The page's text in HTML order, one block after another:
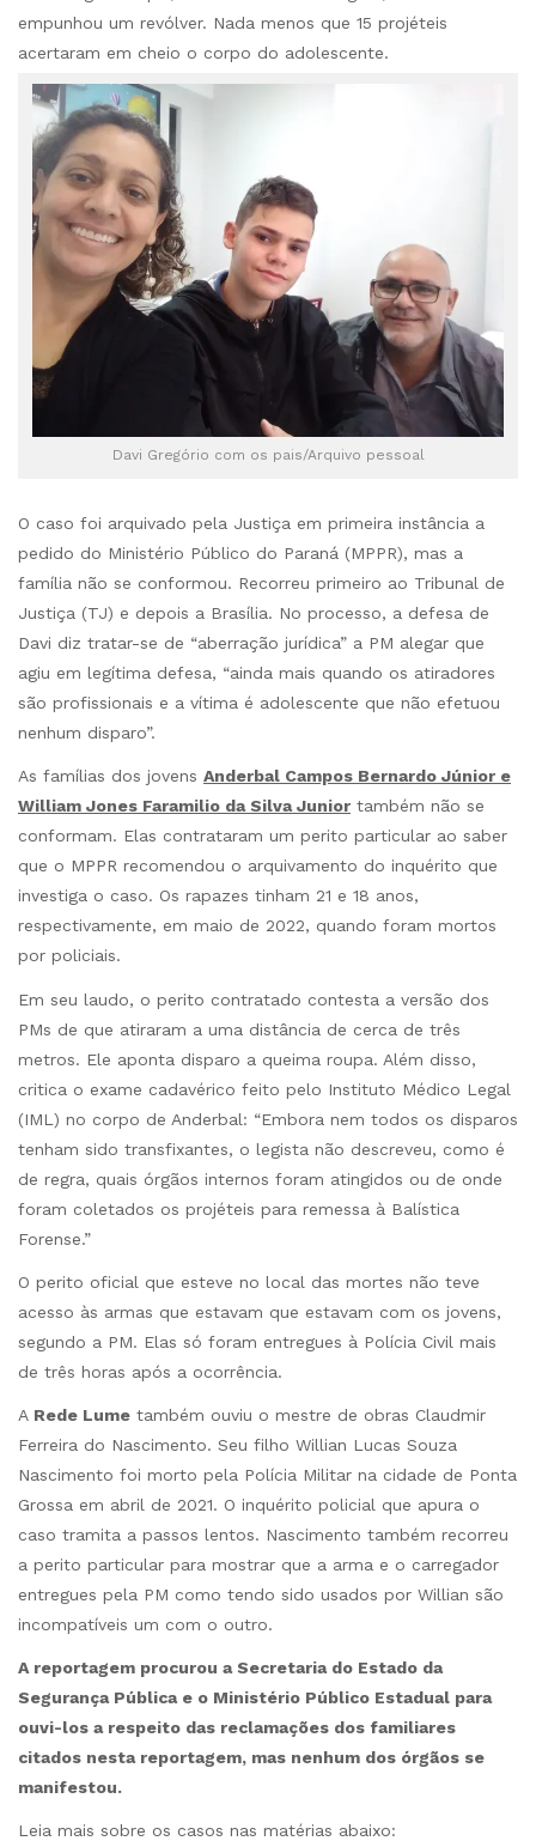
empunhou um revólver. Nada menos que 15 projéteis
acertaram em cheio o corpo do adolescente.
Davi Gregório com os pais/Arquivo pessoal
O caso foi arquivado pela Justiça em primeira instância a
pedido do Ministério Público do Paraná (MPPR), mas a
família não se conformou. Recorreu primeiro ao Tribunal de
Justiça (TJ) e depois a Brasília. No processo, a defesa de
Davi diz tratar-se de “aberração jurídica” a PM alegar que
agiu em legítima defesa, “ainda mais quando os atiradores
são profissionais e a vítima é adolescente que não efetuou
nenhum disparo”.
As famílias dos jovens Anderbal Campos Bernardo Júnior e
William Jones Faramilio da Silva Junior também não se
conformam. Elas contrataram um perito particular ao saber
que o MPPR recomendou o arquivamento do inquérito que
investiga o caso. Os rapazes tinham 21 e 18 anos,
respectivamente, em maio de 2022, quando foram mortos
por policiais.
Em seu laudo, o perito contratado contesta a versão dos
PMs de que atiraram a uma distância de cerca de três
metros. Ele aponta disparo a queima roupa. Além disso,
critica o exame cadavérico feito pelo Instituto Médico Legal
(IML) no corpo de Anderbal: “Embora nem todos os disparos
tenham sido transfixantes, o legista não descreveu, como é
de regra, quais órgãos internos foram atingidos ou de onde
foram coletados os projéteis para remessa à Balística
Forense.”
O perito oficial que esteve no local das mortes não teve
acesso às armas que estavam que estavam com os jovens,
segundo a PM. Elas só foram entregues à Polícia Civil mais
de três horas após a ocorrência.
A Rede Lume também ouviu o mestre de obras Claudmir
Ferreira do Nascimento. Seu filho Willian Lucas Souza
Nascimento foi morto pela Polícia Militar na cidade de Ponta
Grossa em abril de 2021. O inquérito policial que apura o
caso tramita a passos lentos. Nascimento também recorreu
a perito particular para mostrar que a arma e o carregador
entregues pela PM como tendo sido usados por Willian são
incompatíveis um com o outro.
A reportagem procurou a Secretaria do Estado da
Segurança Pública e o Ministério Público Estadual para
ouvi-los a respeito das reclamações dos familiares
citados nesta reportagem, mas nenhum dos órgãos se
manifestou.
Leia mais sobre os casos nas matérias abaixo: